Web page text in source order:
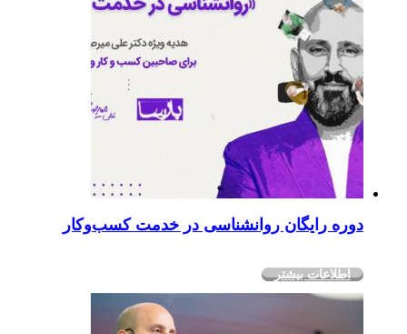
دوره رایگان روانشناسی در خدمت کسب‌وکار
اطلاعات بیشتر